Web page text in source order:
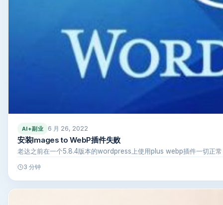
AI+副业 6 月 26, 2022
安装Images to WebP插件失败
老达之前在一个5.8.4版本的wordpress上使用plus webp插件一切正
3 分钟